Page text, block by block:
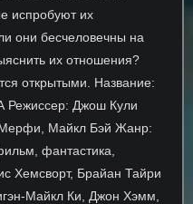
испробуют их
они бесчеловечны на
их отношения?
открытыми. Название:
Режиссер: Джош Кули
Майкл Бэй Жанр:
фантастика,
Хемсворт, Брайан Тайри
Майкл Ки, Джон Хэмм,